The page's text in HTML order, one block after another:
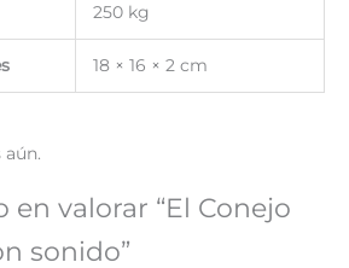
250 kg
18 × 16 × 2 cm
aún.
en valorar “El Conejo
sonido”